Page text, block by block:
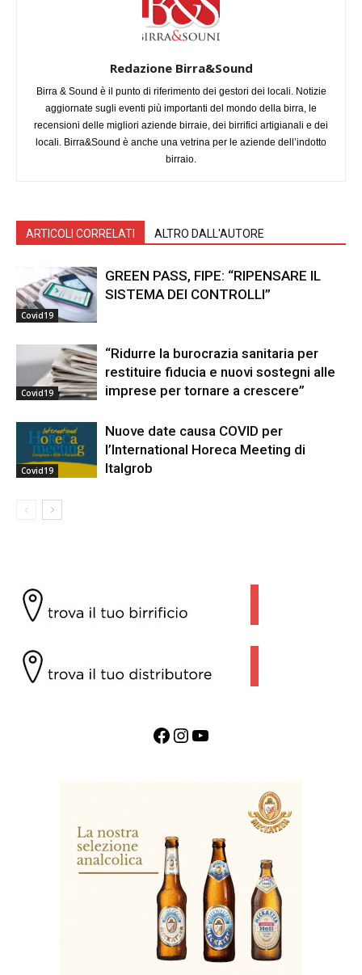
Redazione Birra&Sound
Birra & Sound è il punto di riferimento dei gestori dei locali. Notizie
aggiornate sugli eventi più importanti del mondo della birra, le
recensioni delle migliori aziende birraie, dei birrifici artigianali e dei
locali. Birra&Sound è anche una vetrina per le aziende dell’indotto
birraio.
ARTICOLI CORRELATI ALTRO DALL'AUTORE
Covid19
GREEN PASS, FIPE: “RIPENSARE IL
SISTEMA DEI CONTROLLI”
Covid19
“Ridurre la burocrazia sanitaria per
restituire fiducia e nuovi sostegni alle
imprese per tornare a crescere”
Covid19
Nuove date causa COVID per
l’International Horeca Meeting di
Italgrob
Facebook InstagramYouTube